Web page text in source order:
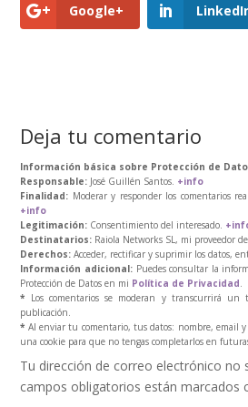
Google+
Deja tu comentario
Información básica sobre Protección de
Responsable: José Guillén Santos. +info
Finalidad: Moderar y responder los comentarios
+info
Legitimación: Consentimiento del interesado.
Destinatarios: Raiola Networks SL, mi proveedor
Derechos: Acceder, rectificar y suprimir los datos,
Información adicional:Puedes consultar la
Protección de Datos en mi Política de Privacidad.
* Los comentarios se moderan y transcurrirá
publicación.
* Al enviar tu comentario, tus datos: nombre, email
una cookie para que no tengas completarlos en
Tu dirección de correo electrónico no
campos obligatorios están marcados